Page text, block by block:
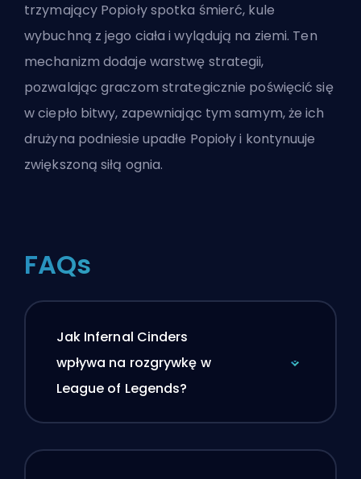
trzymający Popioły spotka śmierć, kule
wybuchną z jego ciała i wylądują na ziemi. Ten
mechanizm dodaje warstwę strategii,
pozwalając graczom strategicznie poświęcić się
w ciepło bitwy, zapewniając tym samym, że ich
drużyna podniesie upadłe Popioły i kontynuuje
zwiększoną siłą ognia.
FAQs
Jak Infernal Cinders
wpływa na rozgrywkę w
League of Legends?